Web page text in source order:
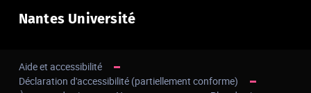
Nantes Université
Aide et accessibilité
Déclaration d'accessibilité (partiellement conforme)